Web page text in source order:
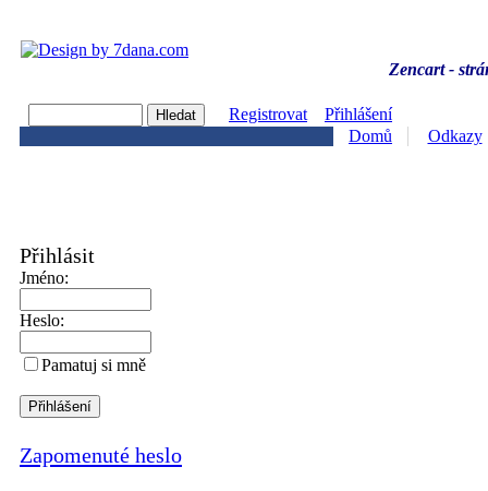
Zencart -
Registrovat
Přihlášení
Domů
Odkazy
Přihlásit
Jméno:
Heslo:
Pamatuj si mně
Zapomenuté heslo